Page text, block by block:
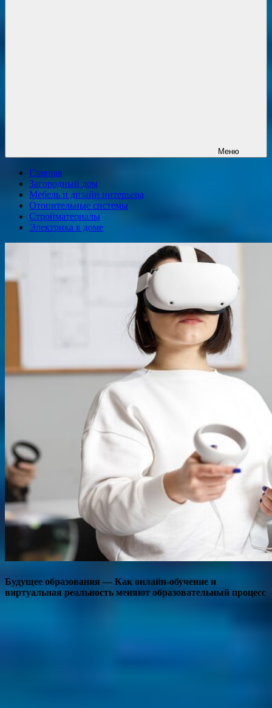
Меню
Главная
Загородный дом
Мебель и дизайн интерьера
Отопительные системы
Стройматериалы
Электрика в доме
Будущее образования — Как онлайн-обучение и
виртуальная реальность меняют образовательный процесс